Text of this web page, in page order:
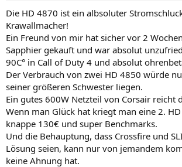
Die HD 4870 ist ein albsoluter
Krawallmacher!
Ein Freund von mir hat sicher vor 2
Sapphier gekauft und war absolut
90C° in Call of Duty 4 und absolut
Der Verbrauch von zwei HD 4850 würde
seiner größeren Schwester liegen.
Ein gutes 600W Netzteil von Corsair reicht
Wenn man Glück hat kriegt man eine 2.
knappe 130€ und super Benchmarks.
Und die Behauptung, dass Crossfire und
Lösung seien, kann nur von jemandem
keine Ahnung hat.